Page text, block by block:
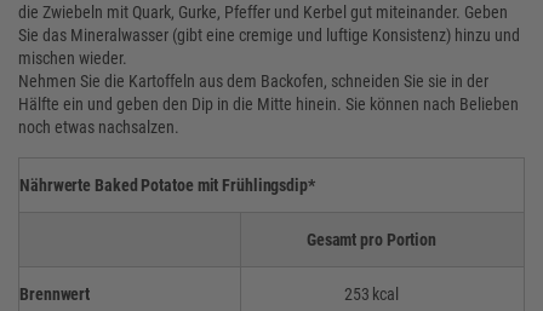
die Zwiebeln mit Quark, Gurke, Pfeffer und Kerbel gut miteinander. Geben
Sie das Mineralwasser (gibt eine cremige und luftige Konsistenz) hinzu und
mischen wieder.
Nehmen Sie die Kartoffeln aus dem Backofen, schneiden Sie sie in der
Hälfte ein und geben den Dip in die Mitte hinein. Sie können nach Belieben
noch etwas nachsalzen.
Nährwerte Baked Potatoe mit Frühlingsdip*
Gesamt pro Portion
Brennwert 253 kcal